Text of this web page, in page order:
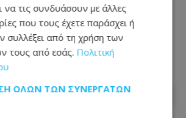
οι νεκροτομές για τον
τον 25χρονο - Έδειξαν τη
των συγκρούσεων
να τις συνδυάσουν με άλλες
που τους έχετε παράσχει ή
συλλέξει από τη χρήση των
τους από εσάς. Πολιτική
ΌΛΩΝ ΤΩΝ ΣΥΝΕΡΓΑΤΏΝ